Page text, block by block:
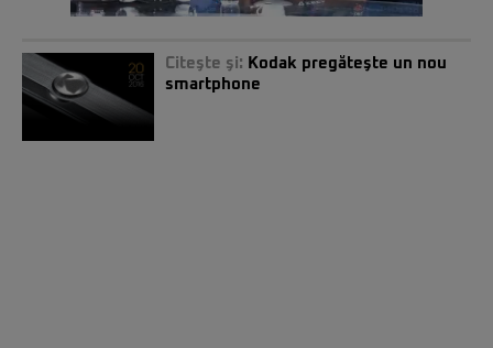
Citeşte şi: Kodak pregăteşte un nou
smartphone